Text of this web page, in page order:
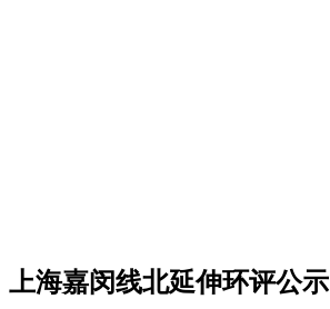
上海嘉闵线北延伸环评公示